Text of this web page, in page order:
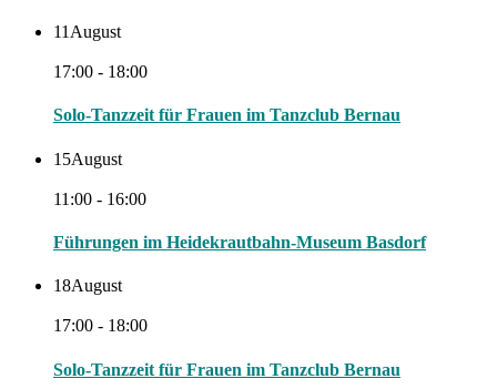
11 August
17:00 - 18:00
Solo-Tanzzeit für Frauen im Tanzclub Bernau
15August
11:00 - 16:00
Führungen im Heidekrautbahn-Museum Basdorf
18August
17:00 - 18:00
Solo-Tanzzeit für Frauen im Tanzclub Bernau